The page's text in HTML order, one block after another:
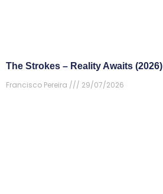
The Strokes – Reality Awaits (2026)
Francisco Pereira
29/07/2026